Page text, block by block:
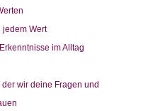
Wert
im Alltag
wir deine Fragen und